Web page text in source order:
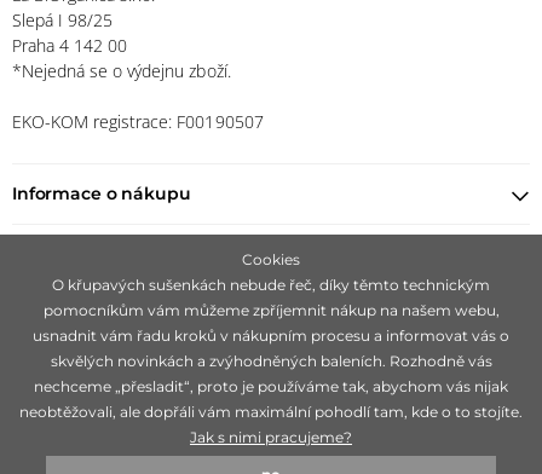
Slepá I 98/25
Praha 4 142 00
*Nejedná se o výdejnu zboží.
EKO-KOM registrace: F00190507
Informace o nákupu
Zůstaňte s námi v kontaktu
Zaměřujeme se na hledání čistě přírodních značek, ideálně 100 %
Cookies
O křupavých sušenkách nebude řeč, díky těmto technickým
pomocníkům vám můžeme zpříjemnit nákup na našem webu,
usnadnit vám řadu kroků v nákupním procesu a informovat vás o
skvělých novinkách a zvýhodněných baleních. Rozhodně vás
nechceme „přesladit“, proto je používáme tak, abychom vás nijak
neobtěžovali, ale dopřáli vám maximální pohodlí tam, kde o to stojíte.
Jak s nimi pracujeme?